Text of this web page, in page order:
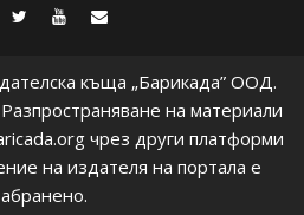
twitter
youtube
къща „Барикада” ООД.
на материали
чрез други платформи
на издателя на портала е